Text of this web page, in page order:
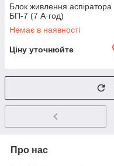
Блок живлення аспіратора
БП-7 (7 А·год)
Немає в наявності
Ціну уточнюйте
Про нас